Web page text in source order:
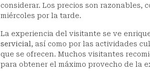
considerar. Los precios son razonables,
miércoles por la tarde.
La experiencia del visitante se ve
servicial , así como por las actividades
que se ofrecen. Muchos visitantes
para obtener el máximo provecho de la